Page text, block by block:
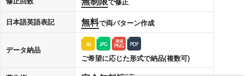
日本語英語表記 無料で両パターン作成
データ納品
ご希望に応じた形式で納品(複数可)